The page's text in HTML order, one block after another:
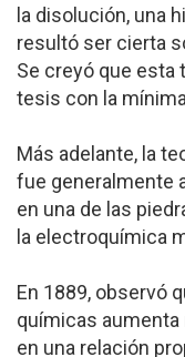
la disolución, una
resultó ser cierta
Se creyó que esta
tesis con la
Más adelante, la
fue generalmente
en una de las
la electroquímica
En 1889, observó
químicas
en una relación